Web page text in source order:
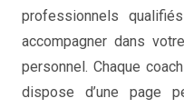
professionnels
accompagner dans
personnel. Chaque
dispose d’une page